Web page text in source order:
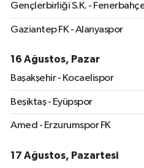
Gençlerbirliği S.K. -
Gaziantep FK - Alanyaspor
16 Ağustos, Pazar
Başakşehir - Kocaelispor
Beşiktaş - Eyüpspor
Amed - Erzurumspor FK
17 Ağustos, Pazartesi